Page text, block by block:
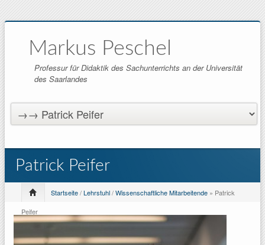
Markus Peschel
Professur für Didaktik des Sachunterrichts an der Universität
des Saarlandes
Patrick Peifer
Startseite/Lehrstuhl/Wissenschaftliche Mitarbeitende » Patrick
Peifer